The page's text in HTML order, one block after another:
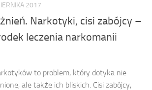
2017
Narkotyki, cisi zabójcy –
leczenia narkomanii
to problem, który dotyka nie
ale także ich bliskich. Cisi zabójcy,